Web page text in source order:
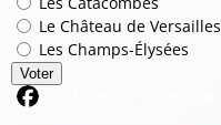
Le Château de Versailles
Les Champs-Élysées
Voter